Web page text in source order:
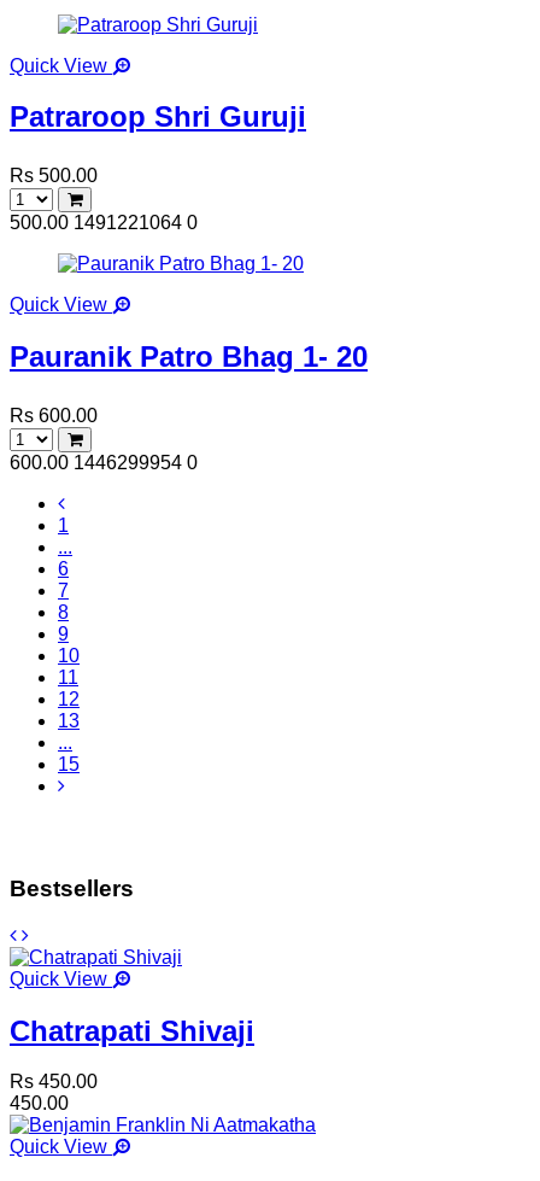
Quick View
Patraroop Shri Guruji
Rs 500.00
500.00 1491221064 0
Quick View
Pauranik Patro Bhag 1- 20
Rs 600.00
600.00 1446299954 0
1
...
6
7
8
9
10
11
12
13
...
15
Bestsellers
Quick View
Chatrapati Shivaji
Rs 450.00
450.00
Quick View